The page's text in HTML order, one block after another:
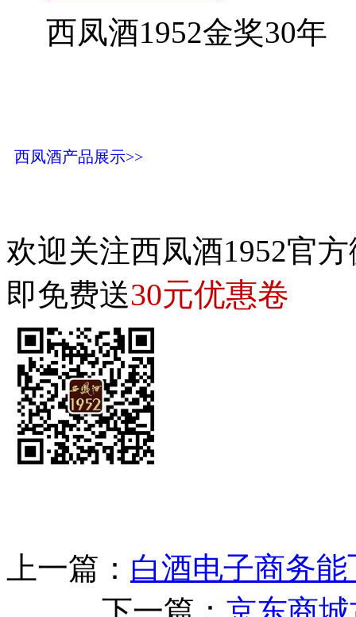
西凤酒1952金奖30年
西凤酒产品展示>>
欢迎关注西凤酒1952官
即免费送30元优惠卷
上一篇： 白酒电子商务